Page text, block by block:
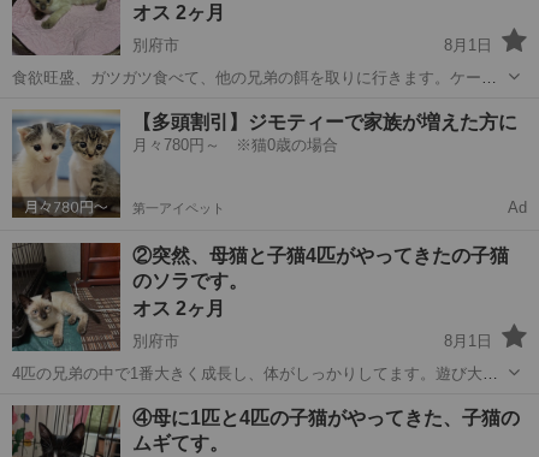
オス 2ヶ月
別府市
8月1日
食欲旺盛、ガツガツ食べて、他の兄弟の餌を取りに行きます。ケージ
べたがる。 動きも機敏で兄弟と取っ組み合いが好き。 4兄弟で2匹がシ
ャムで顔はそっくりですが、アオ...
大分 別府市 猫 ワクチン
【多頭割引】ジモティーで家族が増えた方に
月々780円～ ※猫0歳の場合
第一アイペット Ad
②突然、母猫と子猫4匹がやってきたの子猫
のソラです。
オス 2ヶ月
別府市
8月1日
4匹の兄弟の中で1番大きく成長し、体がしっかりしてます。遊び大好
よく寝て、健康優良児。兄弟にもう1匹シャムがいて、顔はほとんど同
じですがもう1匹のしっぽが短くそれ...
大分 別府市 ソラ
④母に1匹と4匹の子猫がやってきた、子猫の
ムギてす。